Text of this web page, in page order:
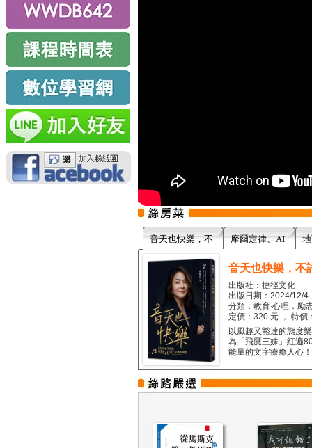
音天也快樂，不 摩爾定律、AI
音天也快樂，不
出版社：捷徑文化
出版日期：2024/12/4
分類：教育‧心理．勵
定價：320 元 ， 特價
以風趣又豁達的態度
為「飛鷹三姝」紅遍
能量的文字療癒人心